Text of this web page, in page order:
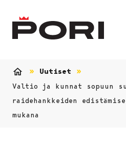
Uutiset
Valtio ja kunnat sopuun
raidehankkeiden
mukana